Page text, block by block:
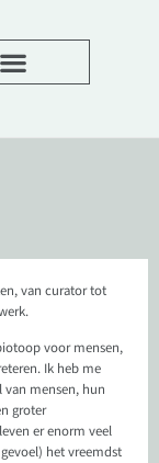
van curator tot
voor mensen,
Ik heb me
van mensen, hun
groter
er enorm veel
het vreemdst